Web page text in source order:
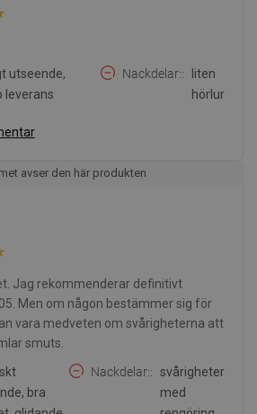
utseende,
leverans
Nackdelar:
liten
hörlur
avser den här produkten
Jag rekommenderar definitivt
Men om någon bestämmer sig för
vara medveten om svårigheterna att
smuts.
bra
Nackdelar:
svårigheter
med